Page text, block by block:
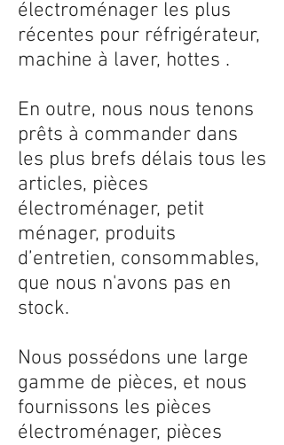
électroménager les plus
récentes pour réfrigérateur,
machine à laver, hottes .
En outre, nous nous tenons
prêts à commander dans
les plus brefs délais tous les
articles, pièces
électroménager, petit
ménager, produits
d’entretien, consommables,
que nous n'avons pas en
stock.
Nous possédons une large
gamme de pièces, et nous
fournissons les pièces
électroménager, pièces